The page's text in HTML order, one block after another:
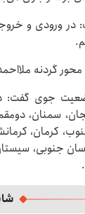
در ورودی و
گردنه
گفت: در
سمنان،
کرمان،
جنوبی،